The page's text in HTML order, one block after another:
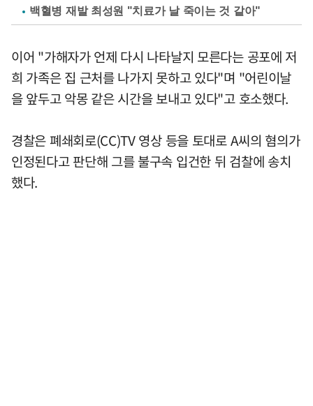
백혈병 재발 최성원 "치료가 날 죽이는 것 같아"
이어 "가해자가 언제 다시 나타날지 모른다는 공포에 저
희 가족은 집 근처를 나가지 못하고 있다"며 "어린이날
을 앞두고 악몽 같은 시간을 보내고 있다"고 호소했다.
경찰은 폐쇄회로(CC)TV 영상 등을 토대로 A씨의 혐의가
인정된다고 판단해 그를 불구속 입건한 뒤 검찰에 송치
했다.